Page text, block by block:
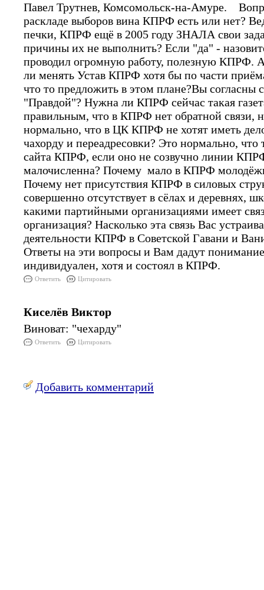
Павел Трутнев, Комсомольск-на-Амуре.
раскладе выборов вина КПРФ есть или нет?
печки, КПРФ ещё в 2005 году ЗНАЛА свои
причины их не выполнить? Если "да" -
проводил огромную работу, полезную
ли менять Устав КПРФ хотя бы по части
что то предложить в этом плане?Вы согласны
"Правдой"? Нужна ли КПРФ сейчас такая
правильным, что в КПРФ нет обратной связи,
нормально, что в ЦК КПРФ не хотят иметь
чахорду и переадресовки? Это нормально,
сайта КПРФ, если оно не созвучно линии
малочисленна? Почему мало в КПРФ
Почему нет присутствия КПРФ в силовых
совершенно отсутствует в сёлах и деревнях,
какими партийными организациями имеет
организация? Насколько эта связь Вас
деятельности КПРФ в Советской Гавани и
Ответы на эти вопросы и Вам дадут
индивидуален, хотя и состоял в КПРФ.
Ответить Цитировать
Киселёв Виктор
Виноват: "чехарду"
Ответить Цитировать
Добавить комментарий